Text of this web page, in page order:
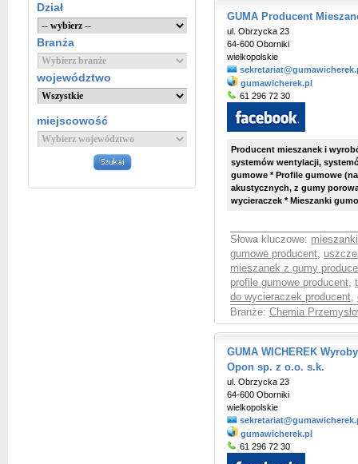
Dział
Branża
województwo
miejscowość
GUMA Producent
ul. Obrzycka 23
64-600 Oborniki
wielkopolskie
gumawicherek.pl
61 296 72 30
Producent mieszanek i
systemów wentylacji,
gumowe * Profile gumowe
akustycznych, z gumy
wycieraczek * Mieszanki
Słowa kluczowe:
gumowe producent,
mieszanek z gumy
profile gumowe producent,
do wycieraczek producent,
Branże: Chemia
GUMA WICHEREK
Opon sp. z o.o. s.k.
ul. Obrzycka 23
64-600 Oborniki
wielkopolskie
gumawicherek.pl
61 296 72 30